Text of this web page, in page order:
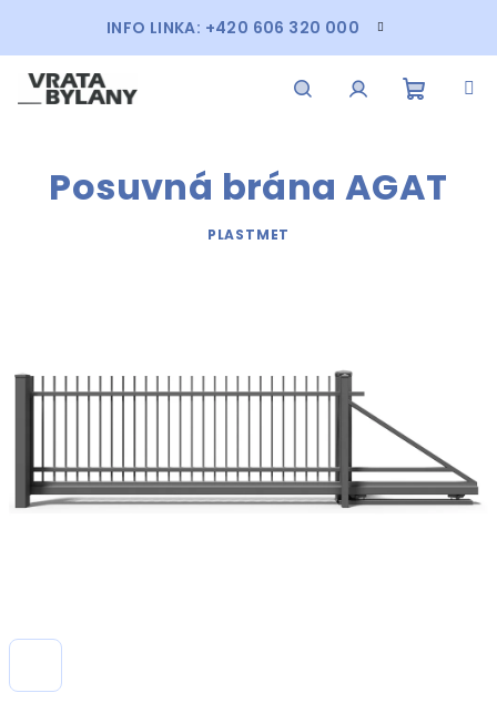
obsah
INFO LINKA: +420 606 320 000
košík
Posuvná brána AGAT
PLASTMET